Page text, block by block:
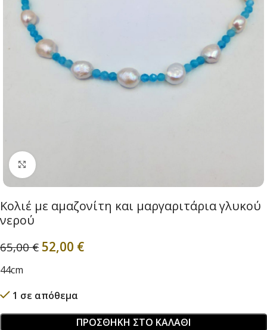
Click to enlarge
Κολιέ με αμαζονίτη και μαργαριτάρια γλυκού
νερού
65,00€ 52,00 €
44cm
1 σε απόθεμα
ΠΡΟΣΘΉΚΗ ΣΤΟ ΚΑΛΆΘΙ